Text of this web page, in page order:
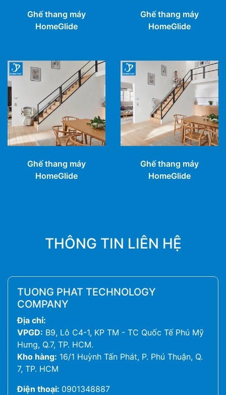
Ghế thang máy
HomeGlide
Ghế thang máy
HomeGlide
Ghế thang máy
HomeGlide
Ghế thang máy
HomeGlide
THÔNG TIN LIÊN HỆ
TUONG PHAT TECHNOLOGY
COMPANY
Địa chỉ:
VPGD: B9, Lô C4-1, KP TM - TC Quốc Tế Phú Mỹ
Hưng, Q.7, TP. HCM.
Kho hàng: 16/1 Huỳnh Tấn Phát, P. Phú Thuận, Q.
7, TP. HCM
Điện thoại: 0901348887